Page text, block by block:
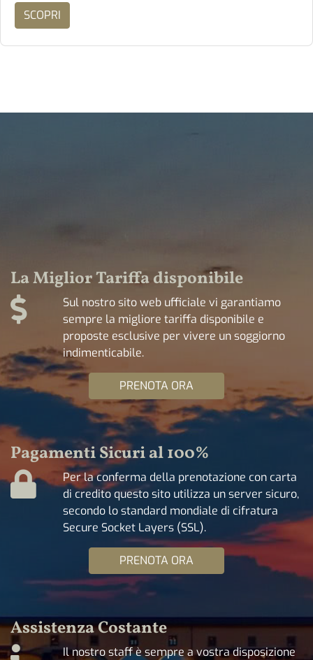
SCOPRI
La Miglior Tariffa disponibile
Sul nostro sito web ufficiale vi garantiamo
sempre la migliore tariffa disponibile e
proposte esclusive per vivere un soggiorno
indimenticabile.
PRENOTA ORA
Pagamenti Sicuri al 100%
Per la conferma della prenotazione con carta
di credito questo sito utilizza un server sicuro,
secondo lo standard mondiale di cifratura
Secure Socket Layers (SSL).
PRENOTA ORA
Assistenza Costante
Il nostro staff è sempre a vostra disposizione